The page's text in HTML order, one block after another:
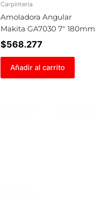
Carpintería
Amoladora Angular
Makita GA7030 7″ 180mm
$568.277
Añadir al carrito